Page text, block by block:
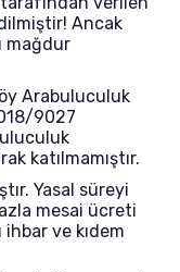
Ancak
mağdur
Arabuluculuk
9027
katılmamıştır.
Yasal süreyi
mesai ücreti
ihbar ve kıdem